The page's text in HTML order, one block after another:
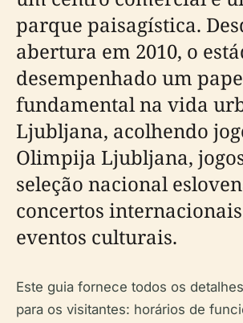
parque paisagística.
abertura em 2010, o
desempenhado um
fundamental na vida
Ljubljana, acolhendo
Olimpija Ljubljana,
seleção nacional
concertos
eventos culturais.
Este guia fornece todos os
para os visitantes: horários de